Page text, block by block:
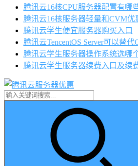
腾讯云16核CPU服务器配置有哪
腾讯云16核服务器轻量和CVM优
腾讯云学生便宜服务器购买入口
腾讯云TencentOS Server可以替代
腾讯云学生服务器操作系统选哪
腾讯云学生服务器续费入口及续